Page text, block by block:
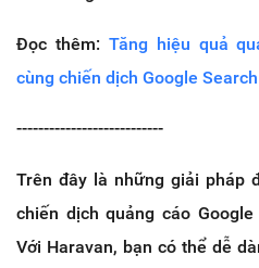
Đọc thêm: Tăng hiệu quả
cùng chiến dịch Google Search
---------------------------
Trên đây là những giải pháp
chiến dịch quảng cáo
Với Haravan, bạn có thể dễ